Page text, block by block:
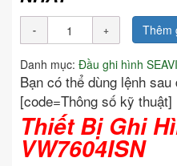
Thêm
Danh mục: Đầu ghi hình
Bạn có thể dùng lệnh
[code=Thông số kỹ thuật]
Thiết Bị Ghi
VW7604ISN